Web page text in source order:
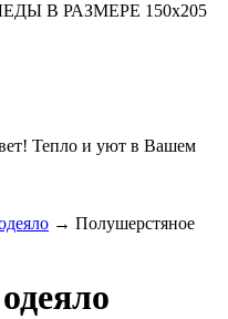
В РАЗМЕРЕ 150х205
Тепло и уют в Вашем
→ Полушерстяное